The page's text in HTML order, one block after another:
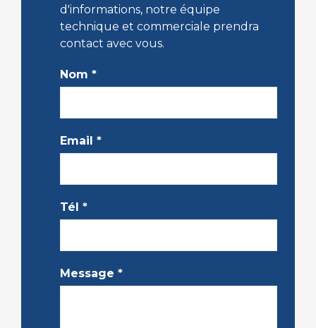
d'informations, notre équipe
technique et commerciale prendra
contact avec vous.
Nom *
Email *
Tél *
Message *